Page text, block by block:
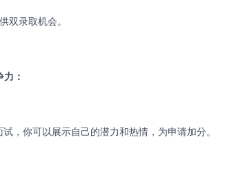
录取机会。
：
你可以展示自己的潜力和热情，为申请加分。